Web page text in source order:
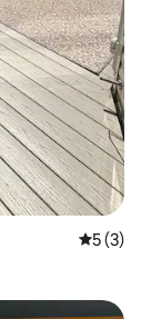
5 (3)